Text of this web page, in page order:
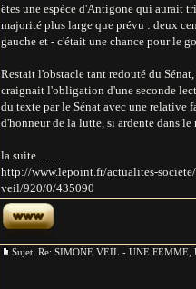
êtes une espèce d'Antigone qui aurait
majorité plus large que prévu : deux
gauche et - c'était une chance pour le
Restait l'obstacle tant redouté du
craignait l'obligation d'une seconde
du texte par le Sénat avec une
d'honneur de la lutte, si ardente dans
la suite ........
http://www.lepoint.fr/actualites-
veil/920/0/435090
Sujet: Re: SIMONE VEIL - UNE